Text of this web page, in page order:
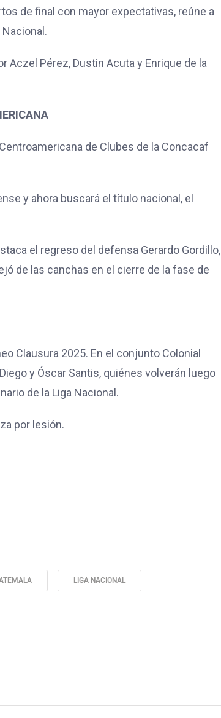
de final con mayor expectativas, reúne a
Aczel Pérez, Dustin Acuta y Enrique de la
de Clubes de la Concacaf
y ahora buscará el título nacional, el
el regreso del defensa Gerardo Gordillo,
de las canchas en el cierre de la fase de
Clausura 2025. En el conjunto Colonial
y Óscar Santis, quiénes volverán luego
de la Liga Nacional.
por lesión.
LIGA NACIONAL